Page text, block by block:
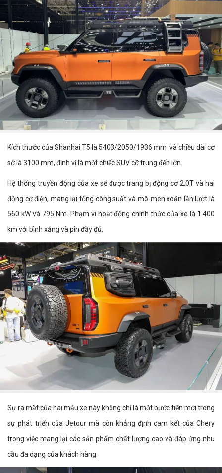
Kích thước của Shanhai T5 là 5403/2050/1936 mm, và chiều dài cơ
sở là 3100 mm, định vị là một chiếc SUV cỡ trung đến lớn.
Hệ thống truyền động của xe sẽ được trang bị động cơ 2.0T và hai
động cơ điện, mang lại tổng công suất và mô-men xoắn lần lượt là
560 kW và 795 Nm. Phạm vi hoạt động chính thức của xe là 1.400
km với bình xăng và pin đầy đủ.
Sự ra mắt của hai mẫu xe này không chỉ là một bước tiến mới trong
sự phát triển của Jetour mà còn khẳng định cam kết của Chery
trong việc mang lại các sản phẩm chất lượng cao và đáp ứng nhu
cầu đa dạng của khách hàng.